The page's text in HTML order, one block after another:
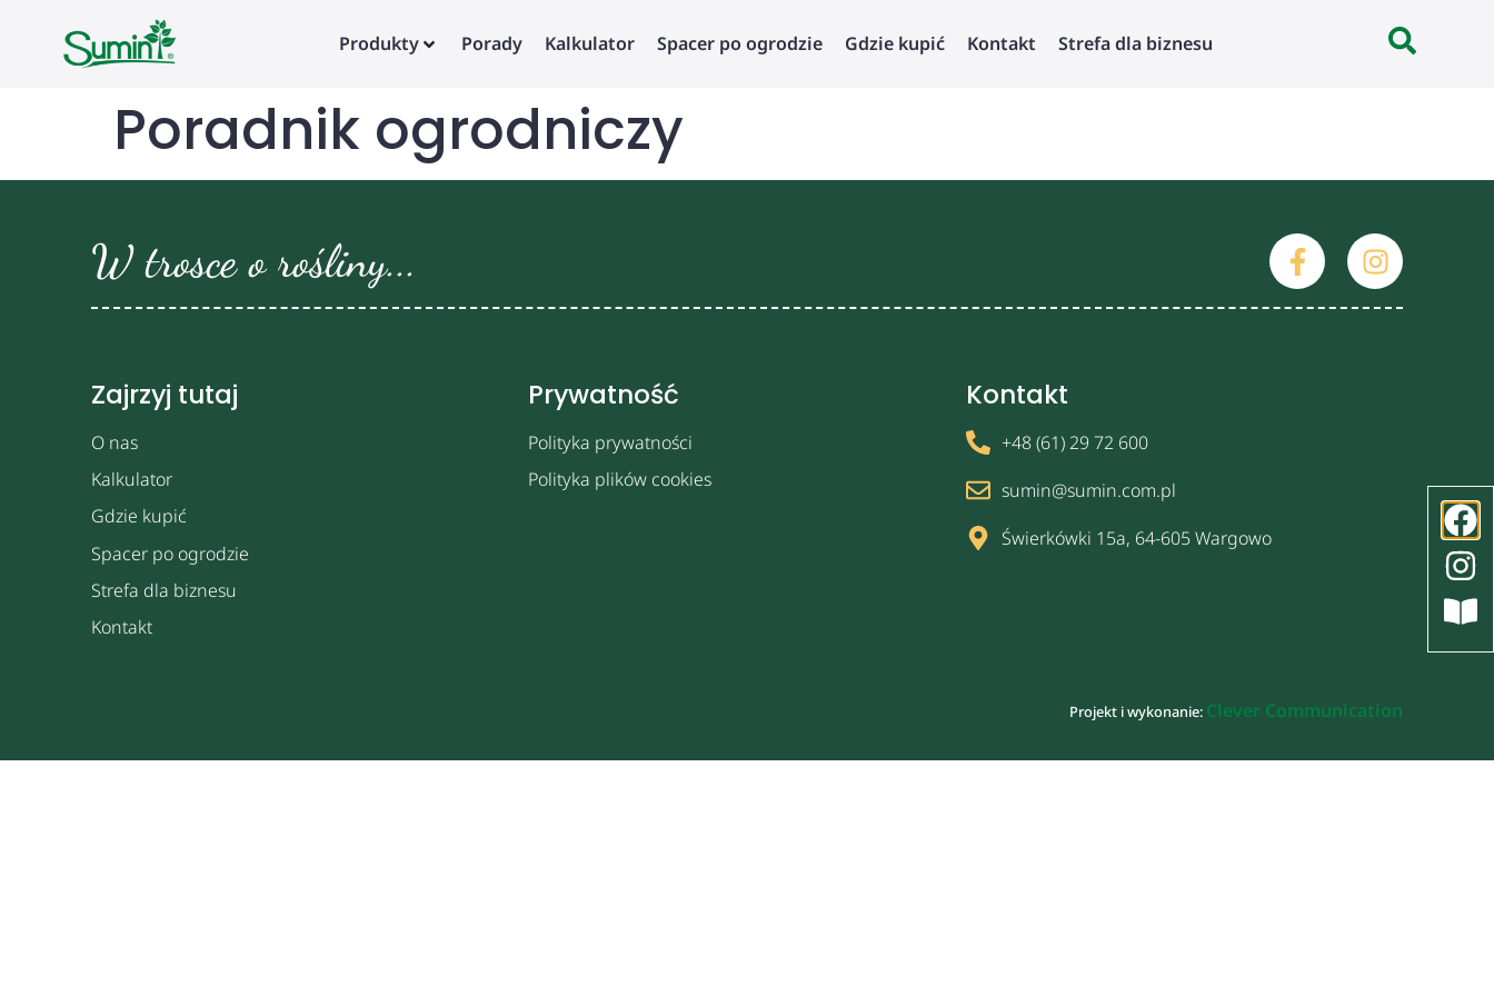
Produkty Porady Kalkulator Spacer po ogrodzie Gdzie kupić Kontakt Strefa dla biznesu
Poradnik ogrodniczy
W trosce o rośliny...
Zajrzyj tutaj
O nas
Kalkulator
Gdzie kupić
Spacer po ogrodzie
Strefa dla biznesu
Kontakt
Prywatność
Polityka prywatności
Polityka plików cookies
Kontakt
+48 (61) 29 72 600
sumin@sumin.com.pl
Świerkówki 15a, 64-605 Wargowo
Projekt i wykonanie: Clever Communication